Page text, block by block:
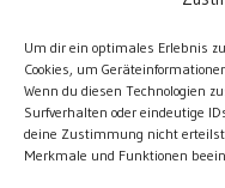
Um dir ein optimales Erlebnis
Cookies, um
Wenn du diesen Technologien
Surfverhalten oder eindeutige
deine Zustimmung nicht
Merkmale und Funktionen
2026.07.11 Worauf es
2026.07.01
2026.07.07 Open